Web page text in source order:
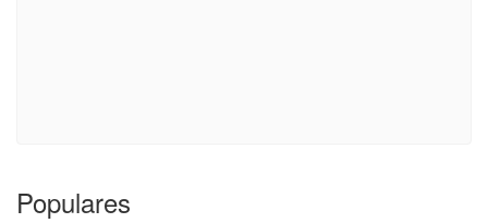
Populares